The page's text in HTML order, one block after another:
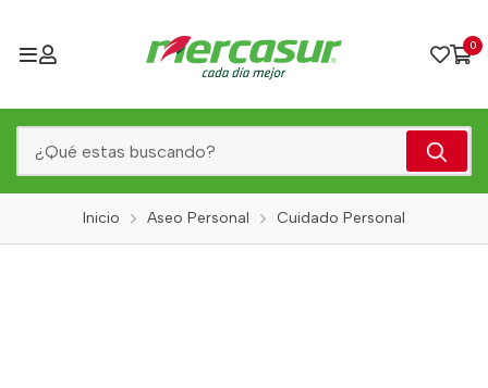
0
Inicio Aseo Personal Cuidado Personal